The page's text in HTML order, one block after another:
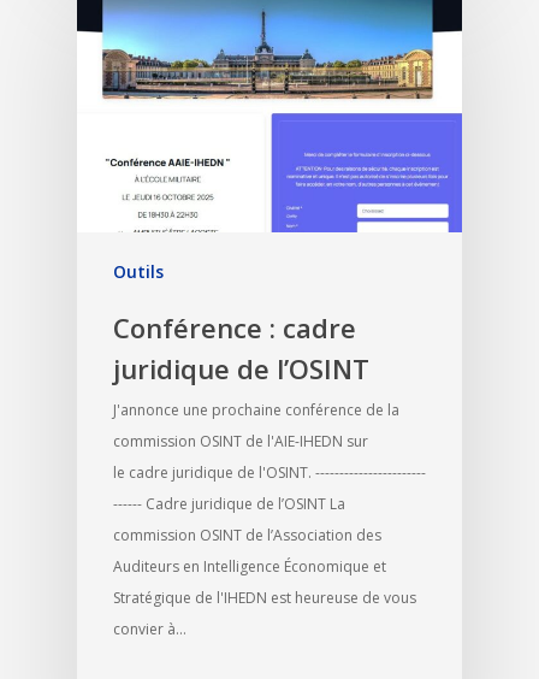
Outils
Conférence : cadre
juridique de l’OSINT
J'annonce une prochaine conférence de la
commission OSINT de l'AIE-IHEDN sur
le cadre juridique de l'OSINT. -----------------------
------ Cadre juridique de l’OSINT La
commission OSINT de l’Association des
Auditeurs en Intelligence Économique et
Stratégique de l'IHEDN est heureuse de vous
convier à…